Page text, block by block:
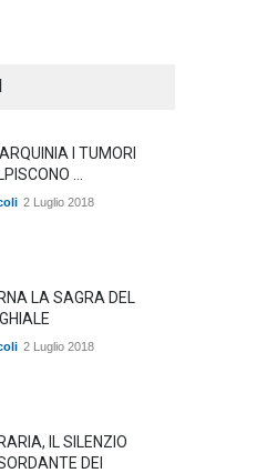
I TUMORI
...
2 Luglio 2018
LA SAGRA DEL
2 Luglio 2018
IL SILENZIO
DEI